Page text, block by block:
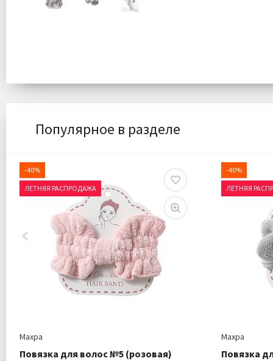
Популярное в разделе
-40%
ЛЕТНЯЯ РАСПРОДАЖА
Махра
Повязка для волос №5 (розовая)
-40%
ЛЕТНЯЯ
Махра
Повязка